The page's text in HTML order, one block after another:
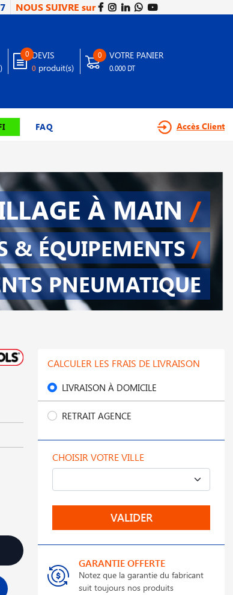
NOUS SUIVRE sur
0 DEVIS
0 produit(s)
0 VOTRE PANIER
0.000 DT
FAQ Accès Client
À MAIN /
& ÉQUIPEMENTS/
PNEUMATIQUE
CALCULER LES FRAIS DE LIVRAISON
LIVRAISON À DOMICILE
RETRAIT AGENCE
CHOISIR VOTRE VILLE
VALIDER
GARANTIE OFFERTE
Notez que la garantie du fabricant
suit toujours nos produits